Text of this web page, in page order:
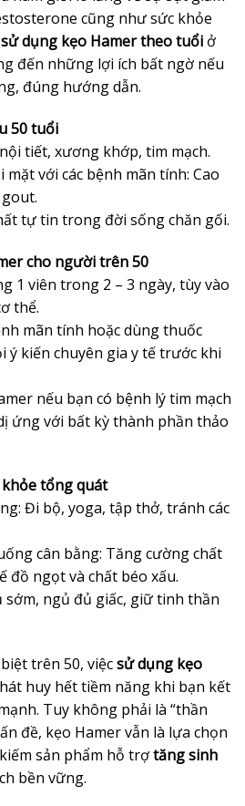
cũng như sức khỏe
sử dụng kẹo Hamer theo tuổi ở
đến những lợi ích bất ngờ nếu
đúng hướng dẫn.
50 tuổi
tiết, xương khớp, tim mạch.
với các bệnh mãn tính: Cao
tự tin trong đời sống chăn gối.
cho người trên 50
1 viên trong 2 – 3 ngày, tùy vào
thể.
mãn tính hoặc dùng thuốc
ý kiến chuyên gia y tế trước khi
nếu bạn có bệnh lý tim mạch
ứng với bất kỳ thành phần thảo
khỏe tổng quát
Đi bộ, yoga, tập thở, tránh các
cân bằng: Tăng cường chất
đồ ngọt và chất béo xấu.
sớm, ngủ đủ giấc, giữ tinh thần
trên 50, việcsử dụng kẹo
huy hết tiềm năng khi bạn kết
Tuy không phải là “thần
đề, kẹo Hamer vẫn là lựa chọn
sản phẩm hỗ trợtăng sinh
bền vững.